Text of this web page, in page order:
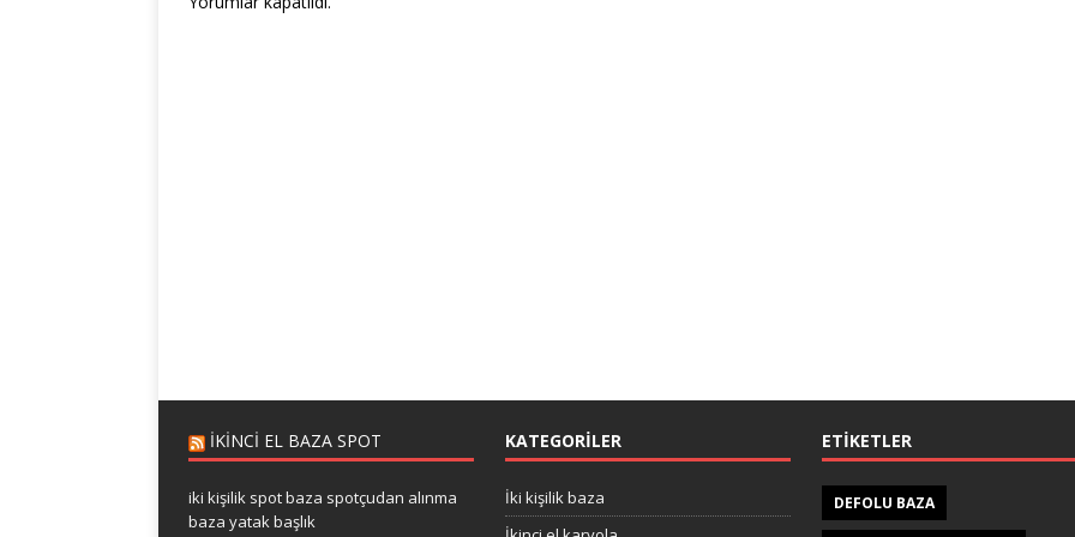
IKINCI EL BAZA SPOT
iki kişilik spot baza spotçudan alınma
baza yatak başlık
KATEGORILER
İki kişilik baza
ETIKETLER
DEFOLU BAZA